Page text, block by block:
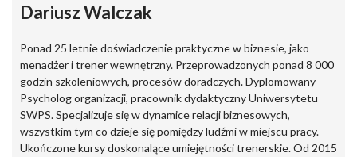
Dariusz Walczak
Ponad 25 letnie doświadczenie praktyczne w biznesie, jako
menadżer i trener wewnętrzny. Przeprowadzonych ponad 8 000
godzin szkoleniowych, procesów doradczych. Dyplomowany
Psycholog organizacji, pracownik dydaktyczny Uniwersytetu
SWPS. Specjalizuje się w dynamice relacji biznesowych,
wszystkim tym co dzieje się pomiędzy ludźmi w miejscu pracy.
Ukończone kursy doskonalące umiejętności trenerskie. Od 2015